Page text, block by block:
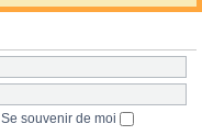
Se souvenir de moi